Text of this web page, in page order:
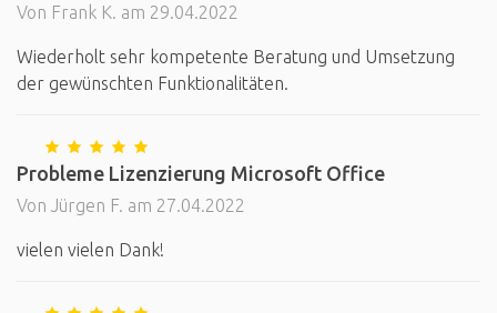
Von Frank K. am 29.04.2022
Wiederholt sehr kompetente Beratung und Umsetzung
der gewünschten Funktionalitäten.
Probleme Lizenzierung Microsoft Office
Von Jürgen F. am 27.04.2022
vielen vielen Dank!